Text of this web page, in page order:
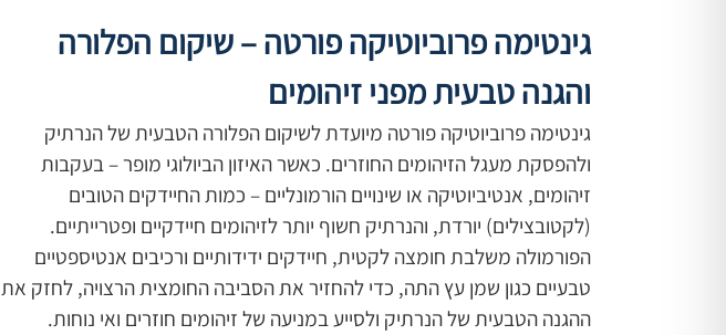
גינטימה פרוביוטיקה פורטה – שיקום הפלורה
והגנה טבעית מפני זיהומים
גינטימה פרוביוטיקה פורטה מיועדת לשיקום הפלורה הטבעית של הנרתיק
ולהפסקת מעגל הזיהומים החוזרים. כאשר האיזון הביולוגי מופר – בעקבות
זיהומים, אנטיביוטיקה או שינויים הורמונליים – כמות החיידקים הטובים
(לקטובצילים) יורדת, והנרתיק חשוף יותר לזיהומים חיידקיים ופטרייתיים.
הפורמולה משלבת חומצה לקטית, חיידקים ידידותיים ורכיבים אנטיספטיים
טבעיים כגון שמן עץ התה, כדי להחזיר את הסביבה החומצית הרצויה, לחזק את
ההגנה הטבעית של הנרתיק ולסייע במניעה של זיהומים חוזרים ואי נוחות.